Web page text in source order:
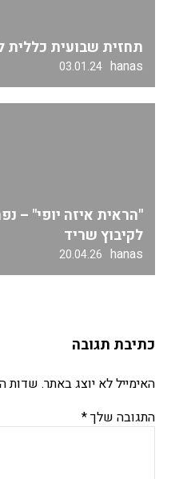
תחזית שבועית כללית
hanas
03.01.24
"הראית איזה יופי" –
לקיבוץ שריד
hanas
20.04.26
כתיבת תגובה
האימייל לא יוצג באתר. שדות
התגובה שלך*